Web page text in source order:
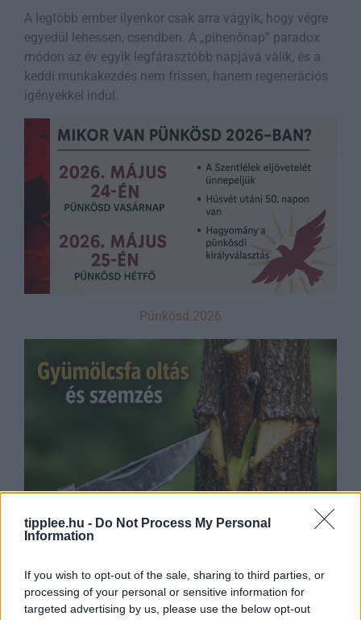
tipplee.hu - Do Not Process My Personal
Information
If you wish to opt-out of the sale, sharing to third parties, or
processing of your personal or sensitive information for
targeted advertising by us, please use the below opt-out
A legtöbb ember ilyenkor csak arra vágyik, hogy végre
egyedül lehessen, csendben. A „pihenőnap” paradox
módon az év egyik legfárasztóbb napjává válik, és a
keddi munkakezdés nem frissen, hanem regenerációs
igényekkel indul.
Pünkösd 2026
Összegzés: Miért csináljuk
mégis?